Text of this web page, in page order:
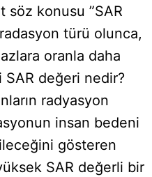
söz konusu ”SAR
türü olunca,
oranla daha
değeri nedir?
radyasyon
insan bedeni
gösteren
SAR değerli bir